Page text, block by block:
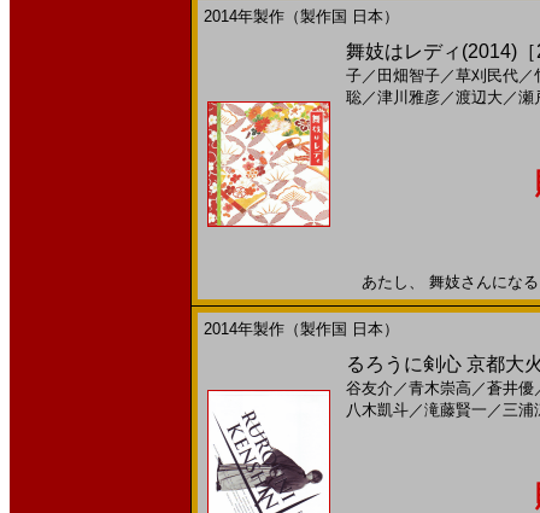
2014年製作（製作国 日本）
舞妓はレディ(2014)
子／ 田畑智子／草刈民代／
聡／津川雅彦／渡辺大／瀬
あたし、 舞妓さんにな
2014年製作（製作国 日本）
るろうに剣心 京都大
谷友介 ／青木崇高／蒼井優
八木凱斗／滝藤賢一 ／三浦